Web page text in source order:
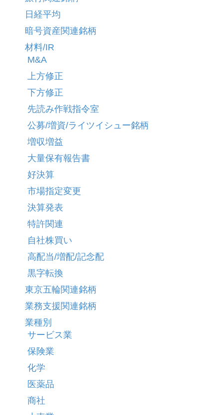
日経平均
暗号資産関連銘柄
材料/IR
M&A
上方修正
下方修正
先読み作戦指令室
公募/増資/ライツイシュー銘柄
増収増益
大量保有報告書
好決算
市場指定変更
決算発表
特許関連
自社株買い
高配当/増配/記念配
黒字転換
東京五輪関連銘柄
業務支援関連銘柄
業種別
サービス業
保険業
化学
医薬品
商社